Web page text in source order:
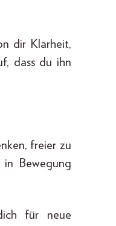
dir Klarheit,
dass du ihn
freier zu
Bewegung
für neue